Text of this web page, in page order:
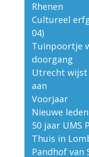
Rhenen
Cultureel
04)
Tuinpoortje
doorgang
Utrecht wijst
aan
Voorjaar
Nieuwe
50 jaar UMS
Thuis in
Pandhof van